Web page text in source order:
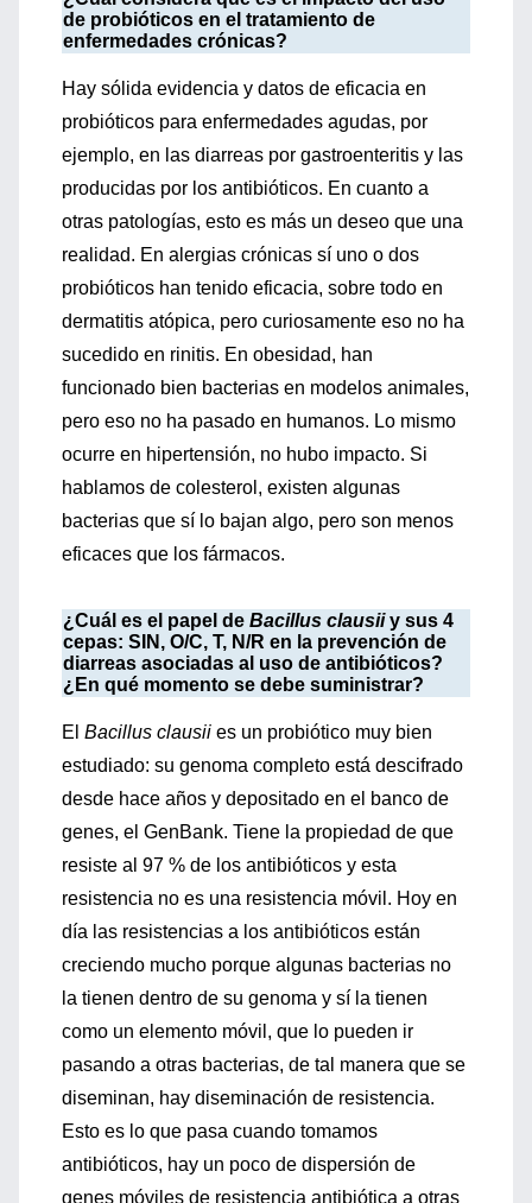
de probióticos en el tratamiento de
enfermedades crónicas?
Hay sólida evidencia y datos de eficacia en
probióticos para enfermedades agudas, por
ejemplo, en las diarreas por gastroenteritis y las
producidas por los antibióticos. En cuanto a
otras patologías, esto es más un deseo que una
realidad. En alergias crónicas sí uno o dos
probióticos han tenido eficacia, sobre todo en
dermatitis atópica, pero curiosamente eso no ha
sucedido en rinitis. En obesidad, han
funcionado bien bacterias en modelos animales,
pero eso no ha pasado en humanos. Lo mismo
ocurre en hipertensión, no hubo impacto. Si
hablamos de colesterol, existen algunas
bacterias que sí lo bajan algo, pero son menos
eficaces que los fármacos.
¿Cuál es el papel de Bacillus clausiiy sus 4
cepas: SIN, O/C, T, N/R en la prevención de
diarreas asociadas al uso de antibióticos?
¿En qué momento se debe suministrar?
El Bacillus clausii es un probiótico muy bien
estudiado: su genoma completo está descifrado
desde hace años y depositado en el banco de
genes, el GenBank. Tiene la propiedad de que
resiste al 97 % de los antibióticos y esta
resistencia no es una resistencia móvil. Hoy en
día las resistencias a los antibióticos están
creciendo mucho porque algunas bacterias no
la tienen dentro de su genoma y sí la tienen
como un elemento móvil, que lo pueden ir
pasando a otras bacterias, de tal manera que se
diseminan, hay diseminación de resistencia.
Esto es lo que pasa cuando tomamos
antibióticos, hay un poco de dispersión de
genes móviles de resistencia antibiótica a otras